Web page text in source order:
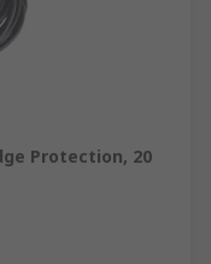
Protection, 20